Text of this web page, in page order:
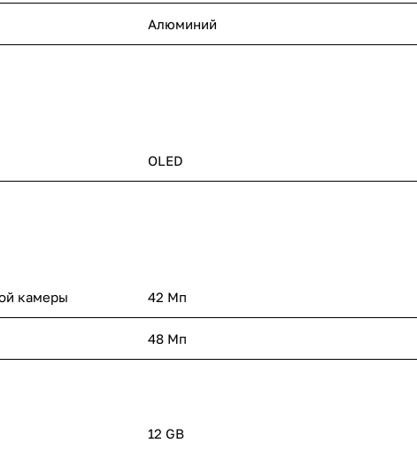
Алюминий
OLED
камеры 42 Мп
48 Мп
12 GB